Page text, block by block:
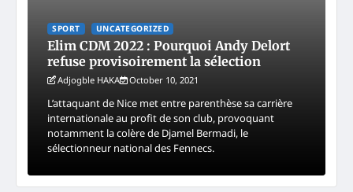
SPORT UNCATEGORIZED
Elim CDM 2022 : Pourquoi Andy Delort
refuse provisoirement la sélection
Adjogble HAKA October 10, 2021
L’attaquant de Nice met entre parenthèse sa carrière
internationale au profit de son club, provoquant
notamment la colère de Djamel Bermadi, le
sélectionneur national des Fennecs.